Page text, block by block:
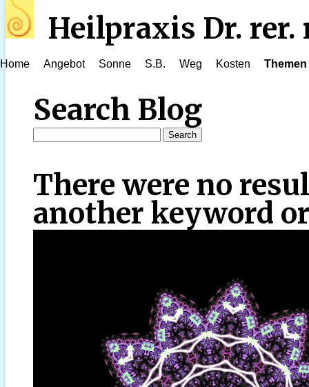
Heilpraxis Dr. rer.
Home Angebot Sonne S.B. Weg Kosten Themen
Search Blog
There were no
another keyword